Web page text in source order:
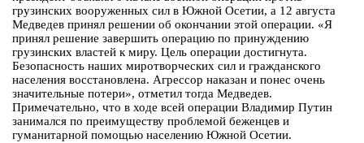
грузинских вооруженных сил в Южной Осетии, а 12 августа
Медведев принял решении об окончании этой операции. «Я
принял решение завершить операцию по принуждению
грузинских властей к миру. Цель операции достигнута.
Безопасность наших миротворческих сил и гражданского
населения восстановлена. Агрессор наказан и понес очень
значительные потери», отметил тогда Медведев.
Примечательно, что в ходе всей операции Владимир Путин
занимался по преимуществу проблемой беженцев и
гуманитарной помощью населению Южной Осетии.